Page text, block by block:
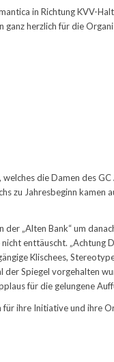
in Richtung KVV-
herzlich für die
die Damen des
zu Jahresbeginn kamen
„Alten Bank“ um
enttäuscht. „Achtung
Klischees,
Spiegel vorgehalten
für die gelungene
ihre Initiative und ihre